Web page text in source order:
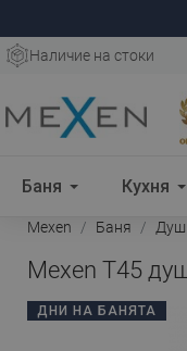
Наличие на стоки
Баня Кухня
Mexen Баня Душ
Mexen T45
ДНИ НА БАНЯТА